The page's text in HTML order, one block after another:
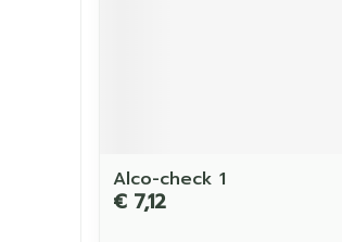
Alco-check 1
€ 7,12